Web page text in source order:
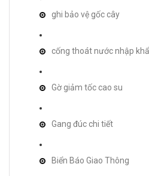
ghi bảo vệ gốc cây
cống thoát nước nhập
Gờ giảm tốc cao su
Gang đúc chi tiết
Biển Báo Giao Thông